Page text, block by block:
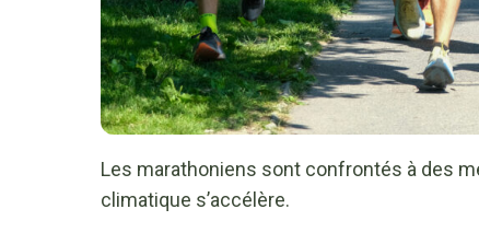
Les marathoniens sont confrontés à des
climatique s’accélère.